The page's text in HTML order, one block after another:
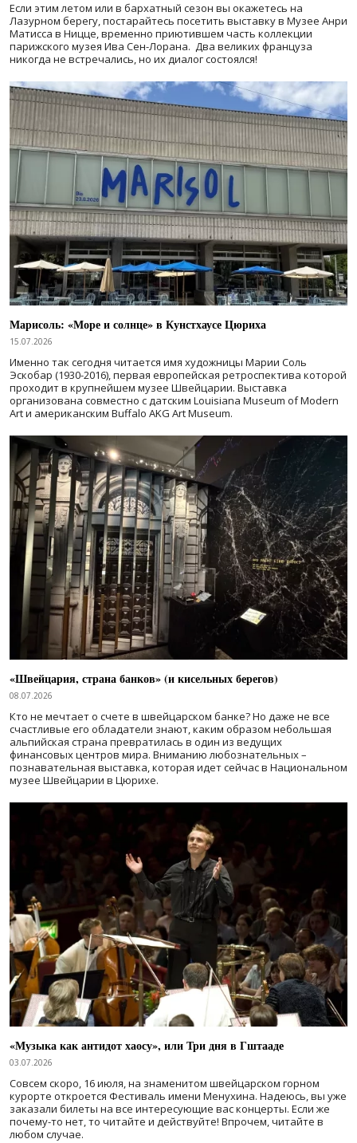
Если этим летом или в бархатный сезон вы окажетесь на
Лазурном берегу, постарайтесь посетить выставку в Музее Анри
Матисса в Ницце, временно приютившем часть коллекции
парижского музея Ива Сен-Лорана. Два великих француза
никогда не встречались, но их диалог состоялся!
Марисоль: «Море и солнце» в Кунстхаусе Цюриха
15.07.2026
Именно так сегодня читается имя художницы Марии Соль
Эскобар (1930-2016), первая европейская ретроспектива которой
проходит в крупнейшем музее Швейцарии. Выставка
организована совместно с датским Louisiana Museum of Modern
Art и американским Buffalo AKG Art Museum.
«Швейцария, страна банков» (и кисельных берегов)
08.07.2026
Кто не мечтает о счете в швейцарском банке? Но даже не все
счастливые его обладатели знают, каким образом небольшая
альпийская страна превратилась в один из ведущих
финансовых центров мира. Вниманию любознательных –
познавательная выставка, которая идет сейчас в Национальном
музее Швейцарии в Цюрихе.
«Музыка как антидот хаосу», или Три дня в Гштааде
03.07.2026
Совсем скоро, 16 июля, на знаменитом швейцарском горном
курорте откроется Фестиваль имени Менухина. Надеюсь, вы уже
заказали билеты на все интересующие вас концерты. Если же
почему-то нет, то читайте и действуйте! Впрочем, читайте в
любом случае.